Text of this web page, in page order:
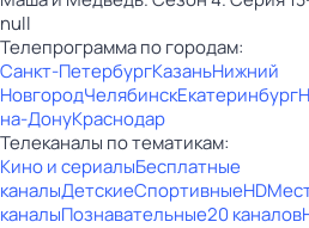
null
Телепрограмма по городам:
Санкт-ПетербургКазаньНижний
НовгородЧелябинскЕкатеринбург
на-ДонуКраснодар
Телеканалы по тематикам:
Кино и сериалыБесплатные
каналыДетскиеСпортивныеHD
каналыПознавательные20 каналов